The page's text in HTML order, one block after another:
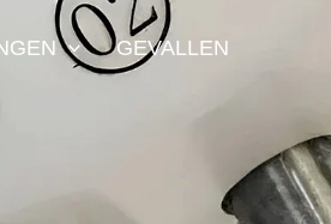
GEVALLEN